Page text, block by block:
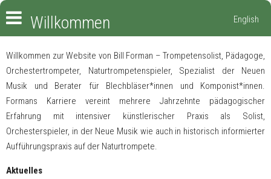
English
Willkommen
Willkommen zur Website von Bill Forman – Trompetensolist, Pädagoge,
Orchestertrompeter, Naturtrompetenspieler, Spezialist der Neuen
Musik und Berater für Blechbläser*innen und Komponist*innen.
Formans Karriere vereint mehrere Jahrzehnte pädagogischer
Erfahrung mit intensiver künstlerischer Praxis als Solist,
Orchesterspieler, in der Neue Musik wie auch in historisch informierter
Aufführungspraxis auf der Naturtrompete.
Aktuelles